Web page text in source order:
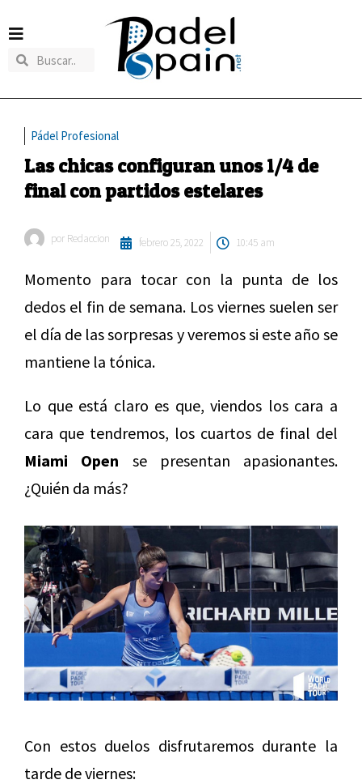
Pádel Profesional
Las chicas configuran unos 1/4 de
final con partidos estelares
por Redaccion febrero 25, 2022 10:45 am
Momento para tocar con la punta de los
dedos el fin de semana. Los viernes suelen ser
el día de las sorpresas y veremos si este año se
mantiene la tónica.
Lo que está claro es que, viendos los cara a
cara que tendremos, los cuartos de final del
Miami Open se presentan apasionantes.
¿Quién da más?
Con estos duelos disfrutaremos durante la
tarde de viernes: